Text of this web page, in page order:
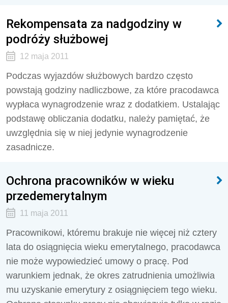
Rekompensata za nadgodziny w
podróży służbowej
12 maja 2011
Podczas wyjazdów służbowych bardzo często
powstają godziny nadliczbowe, za które pracodawca
wypłaca wynagrodzenie wraz z dodatkiem. Ustalając
podstawę obliczania dodatku, należy pamiętać, że
uwzględnia się w niej jedynie wynagrodzenie
zasadnicze.
Ochrona pracowników w wieku
przedemerytalnym
11 maja 2011
Pracownikowi, któremu brakuje nie więcej niż cztery
lata do osiągnięcia wieku emerytalnego, pracodawca
nie może wypowiedzieć umowy o pracę. Pod
warunkiem jednak, że okres zatrudnienia umożliwia
mu uzyskanie emerytury z osiągnięciem tego wieku.